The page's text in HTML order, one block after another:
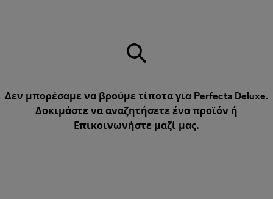
Δεν μπορέσαμε να βρούμε τίποτα για Perfecta Deluxe.
Δοκιμάστε να αναζητήσετε ένα προϊόν ή
Επικοινωνήστε μαζί μας.